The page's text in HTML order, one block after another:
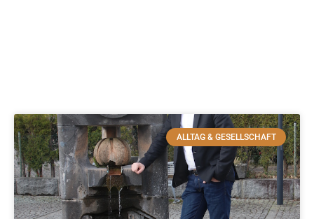
ALLTAG & GESELLSCHAFT